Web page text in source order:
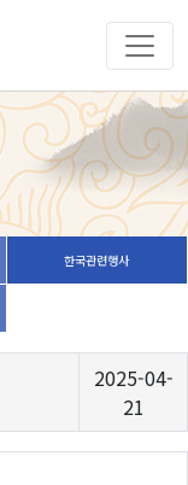
한국관련행사
2025-04-
21